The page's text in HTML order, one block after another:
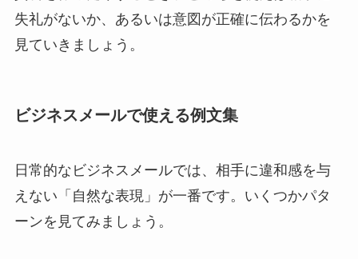
失礼がないか、あるいは意図が正確に伝わるかを
見ていきましょう。
ビジネスメールで使える例文集
日常的なビジネスメールでは、相手に違和感を与
えない「自然な表現」が一番です。いくつかパタ
ーンを見てみましょう。